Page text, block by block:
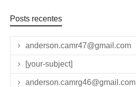
Posts recentes
anderson.camr47@gmail.com
[your-subject]
anderson.camrg46@gmail.com